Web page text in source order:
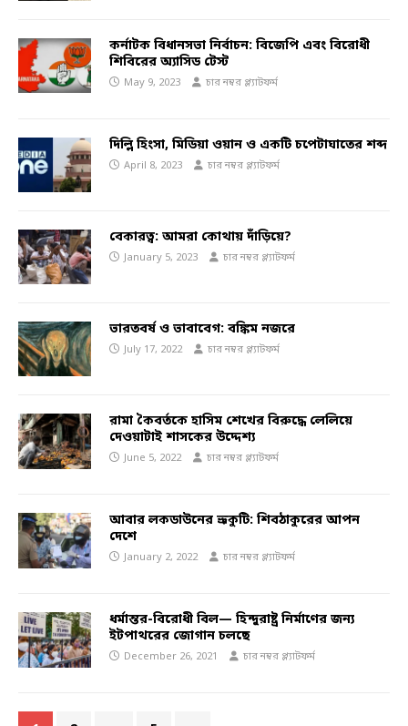
কর্নাটক বিধানসভা নির্বাচন: বিজেপি এবং বিরোধী
শিবিরের অ্যাসিড টেস্ট
May 9, 2023 চার নম্বর প্ল্যাটফর্ম
দিল্লি হিংসা, মিডিয়া ওয়ান ও একটি চপেটাঘাতের শব্দ
April 8, 2023 চার নম্বর প্ল্যাটফর্ম
বেকারত্ব: আমরা কোথায় দাঁড়িয়ে?
January 5, 2023 চার নম্বর প্ল্যাটফর্ম
ভারতবর্ষ ও ভাবাবেগ: বঙ্কিম নজরে
July 17, 2022 চার নম্বর প্ল্যাটফর্ম
রামা কৈবর্তকে হাসিম শেখের বিরুদ্ধে লেলিয়ে
দেওয়াটাই শাসকের উদ্দেশ্য
June 5, 2022 চার নম্বর প্ল্যাটফর্ম
আবার লকডাউনের ভ্রূকুটি: শিবঠাকুরের আপন
দেশে
January 2, 2022 চার নম্বর প্ল্যাটফর্ম
ধর্মান্তর-বিরোধী বিল— হিন্দুরাষ্ট্র নির্মাণের জন্য
ইটপাথরের জোগান চলছে
December 26, 2021 চার নম্বর প্ল্যাটফর্ম